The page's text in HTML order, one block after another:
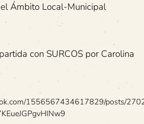
Ámbito Local-Municipal
con SURCOS por Carolina
1556567434617829/posts/